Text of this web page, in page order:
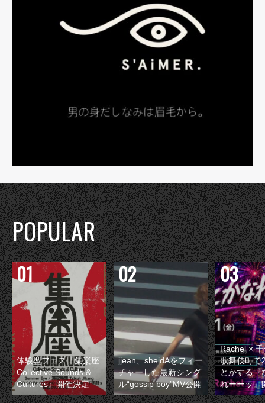
POPULAR
体験型フェス『集楽座
Collective Sounds &
Cultures』開催決定
jjean、sheidAをフィー
チャーした最新シング
ル“gossip boy”MV公開
Rachel ×
歌舞伎町で
とかする『
れーーッ』